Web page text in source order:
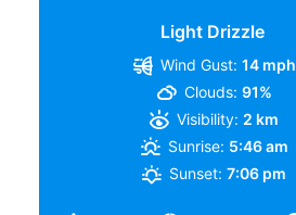
Light Drizzle
Wind Gust: 14 mph
Clouds: 91%
Visibility: 2 km
Sunrise: 5:46 am
Sunset: 7:06 pm